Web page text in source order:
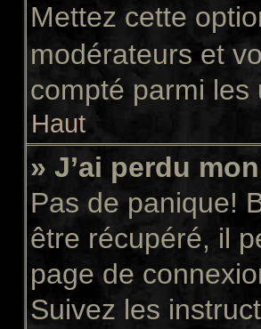
Mettez cette
modérateurs et
compté parmi les
Haut
» J’ai perdu
Pas de panique!
être récupéré, il
page de
Suivez les